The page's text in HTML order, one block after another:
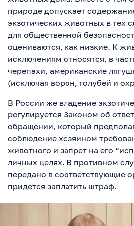
природе допускает
экзотических животных в тех
для общественной
оцениваются, как низкие. К
исключениям относятся, в
черепахи, американские
(исключая ворон, голубей и
В России же владение
регулируется Законом об
обращении, который
соблюдение хозяином
животного и запрет на его
личных целях. В противном
передано в соответствующие
придется заплатить штраф.